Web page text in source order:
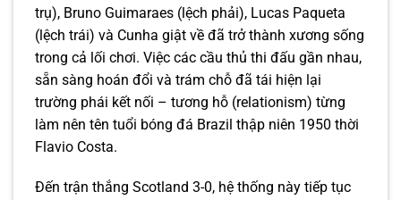
trụ), Bruno Guimaraes (lệch phải), Lucas Paqueta
(lệch trái) và Cunha giật về đã trở thành xương sống
trong cả lối chơi. Việc các cầu thủ thi đấu gần nhau,
sẵn sàng hoán đổi và trám chỗ đã tái hiện lại
trường phái kết nối – tương hỗ (relationism) từng
làm nên tên tuổi bóng đá Brazil thập niên 1950 thời
Flavio Costa.
Đến trận thắng Scotland 3-0, hệ thống này tiếp tục